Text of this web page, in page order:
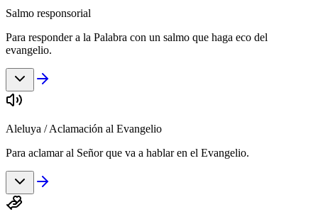
Salmo responsorial
Para responder a la Palabra con un salmo que haga eco del
evangelio.
Aleluya / Aclamación al Evangelio
Para aclamar al Señor que va a hablar en el Evangelio.